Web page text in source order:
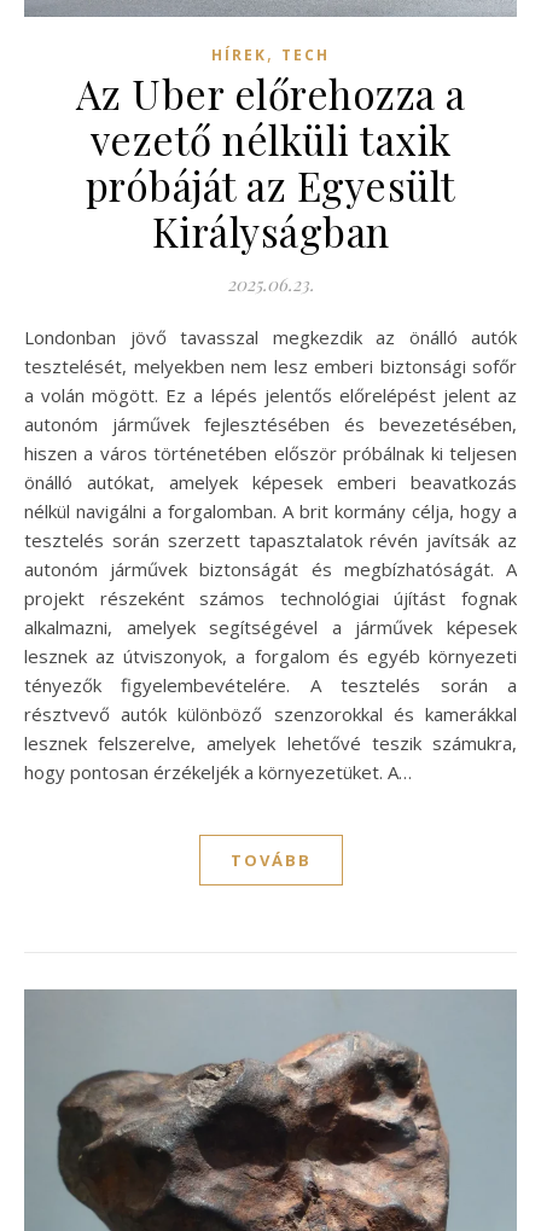
HÍREK, TECH
Az Uber előrehozza a
vezető nélküli taxik
próbáját az Egyesült
Királyságban
2025.06.23.
Londonban jövő tavasszal megkezdik az önálló autók
tesztelését, melyekben nem lesz emberi biztonsági sofőr
a volán mögött. Ez a lépés jelentős előrelépést jelent az
autonóm járművek fejlesztésében és bevezetésében,
hiszen a város történetében először próbálnak ki teljesen
önálló autókat, amelyek képesek emberi beavatkozás
nélkül navigálni a forgalomban. A brit kormány célja, hogy a
tesztelés során szerzett tapasztalatok révén javítsák az
autonóm járművek biztonságát és megbízhatóságát. A
projekt részeként számos technológiai újítást fognak
alkalmazni, amelyek segítségével a járművek képesek
lesznek az útviszonyok, a forgalom és egyéb környezeti
tényezők figyelembevételére. A tesztelés során a
résztvevő autók különböző szenzorokkal és kamerákkal
lesznek felszerelve, amelyek lehetővé teszik számukra,
hogy pontosan érzékeljék a környezetüket. A…
TOVÁBB